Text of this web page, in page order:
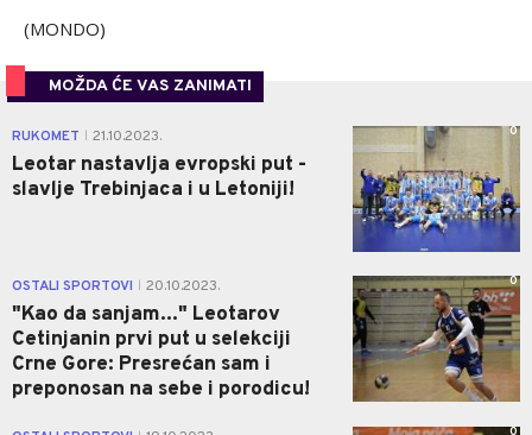
(MONDO)
MOŽDA ĆE VAS ZANIMATI
RUKOMET 21.10.2023.
Leotar nastavlja evropski put -
slavlje Trebinjaca i u Letoniji!
0
OSTALI SPORTOVI 20.10.2023.
"Kao da sanjam..." Leotarov
Cetinjanin prvi put u selekciji
Crne Gore: Presrećan sam i
preponosan na sebe i porodicu!
0